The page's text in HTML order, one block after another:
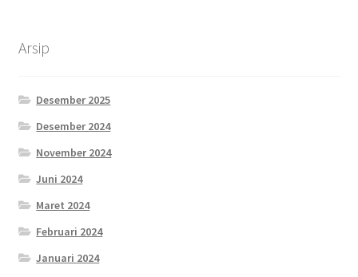
Arsip
Desember 2025
Desember 2024
November 2024
Juni 2024
Maret 2024
Februari 2024
Januari 2024